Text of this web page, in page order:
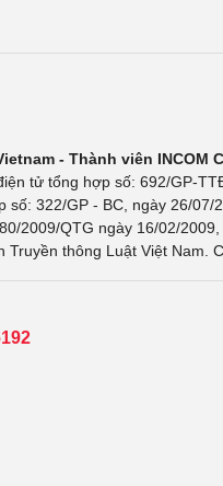
- Thành viên INCOM
tử tổng hợp số: 692/GP-
số: 322/GP - BC, ngày 26/
2009/QTG ngày 16/02/
thông Luật Việt Nam.